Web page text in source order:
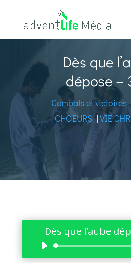
Dès que
dépose –
Combats et victoires
CHOEURS|VIE
Dès que l’aube
audio